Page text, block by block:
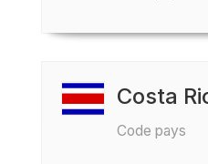
Costa
Code pays